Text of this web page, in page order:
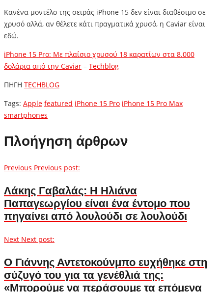
Κανένα μοντέλο της σειράς iPhone 15 δεν είναι διαθέσιμο σε
χρυσό αλλά, αν θέλετε κάτι πραγματικά χρυσό, η Caviar είναι
εδώ.
iPhone 15 Pro: Με πλαίσιο χρυσού 18 καρατίων στα 8.000
δολάρια από την Caviar – Techblog
ΠΗΓΗ TECHBLOG
Tags: Apple featured iPhone 15 Pro iPhone 15 Pro Max
smartphones
Πλοήγηση άρθρων
Previous Previous post:
Λάκης Γαβαλάς: Η Ηλιάνα
Παπαγεωργίου είναι ένα έντομο που
πηγαίνει από λουλούδι σε λουλούδι
Next Next post:
Ο Γιάννης Αντετοκούνμπο ευχήθηκε στη
σύζυγό του για τα γενέθλιά της:
«Μπορούμε να περάσουμε τα επόμενα